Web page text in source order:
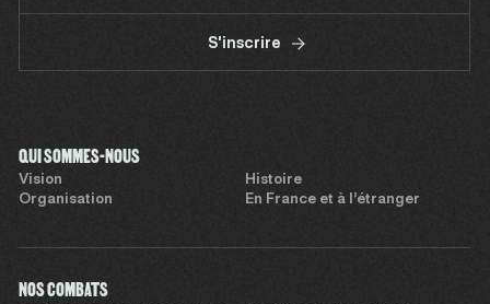
S'inscrire
QUI SOMMES-NOUS
Vision
Histoire
Organisation
En France et à l’étranger
NOS COMBATS